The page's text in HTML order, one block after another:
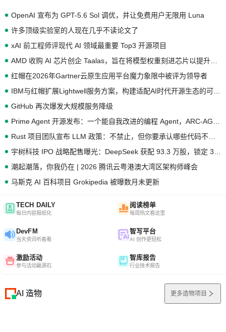
OpenAI 宣布为 GPT-5.6 Sol 调优，并让免费用户无限用 Luna
许多顶级实验室的人现在几乎不读论文了
xAI 前工程师评现代 AI 领域最重要 Top3 开源项目
红帽在2026年Gartner云原生应用平台魔力象限中被评为领导者
GitHub 再次爆发大规模服务降级
潮起潮落，你我仍在 | 2026 腾讯云粤港澳大湾区架构师峰会
马斯克 AI 百科项目 Grokipedia 被曝数月未更新
TECH DAILY
每日内容报纸化
阅读榜单
每周热文看这里
DevFM
当天资讯听着看
智写平台
AI 创作更轻松
激励活动
参与活动赢源石
智库报告
行业技术报告
AI 造物 更多造物项目